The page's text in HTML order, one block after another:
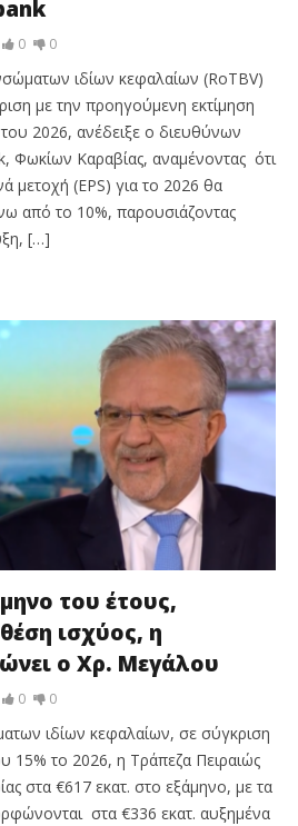
0 0
ιδίων κεφαλαίων (RoTBV)
με την προηγούμενη εκτίμηση
2026, ανέδειξε ο διευθύνων
Φωκίων Καραβίας, αναμένοντας ότι
μετοχή (EPS) για το 2026 θα
από το 10%, παρουσιάζοντας
[…]
του έτους,
ισχύος, η
ο Χρ. Μεγάλου
0 0
ιδίων κεφαλαίων, σε σύγκριση
15% το 2026, η Τράπεζα Πειραιώς
στα €617 εκατ. στο εξάμηνο, με τα
στα €336 εκατ. αυξημένα